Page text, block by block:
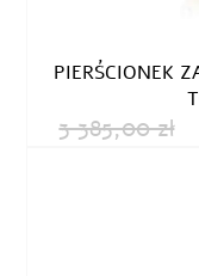
PIERŚCIONEK
3 385,00 zł